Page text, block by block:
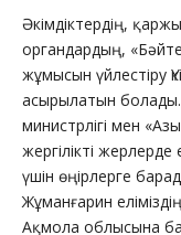
Әкімдіктердің,
органдардың,
жұмысын үйлестіру
асырылатын
министрлігі мен
жергілікті
үшін өңірлерге
Жұманғарин еліміздің
Ақмола облысына